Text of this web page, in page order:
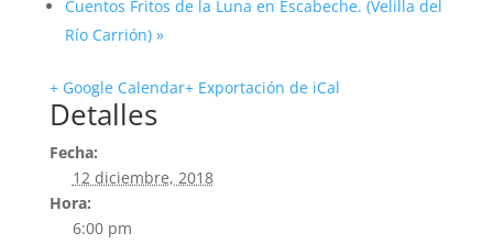
Cuentos Fritos de la Luna en Escabeche. (Velilla del
Río Carrión) »
+ Google Calendar+ Exportación de iCal
Detalles
Fecha:
12 diciembre, 2018
Hora:
6:00 pm